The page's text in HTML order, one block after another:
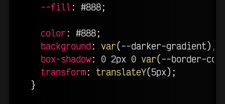
--fill: #888;
color: #888;
background: var(--darker-gradient) ,
box-shadow: 0 2px 0 var(--border-
transform: translateY(5px) ;
}